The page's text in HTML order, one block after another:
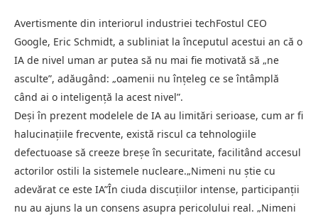
Avertismente din interiorul industriei techFostul CEO
Google, Eric Schmidt, a subliniat la începutul acestui an că o
IA de nivel uman ar putea să nu mai fie motivată să „ne
asculte”, adăugând: „oamenii nu înțeleg ce se întâmplă
când ai o inteligență la acest nivel”.
Deși în prezent modelele de IA au limitări serioase, cum ar fi
halucinațiile frecvente, există riscul ca tehnologiile
defectuoase să creeze breșe în securitate, facilitând accesul
actorilor ostili la sistemele nucleare.„Nimeni nu știe cu
adevărat ce este IA”În ciuda discuțiilor intense, participanții
nu au ajuns la un consens asupra pericolului real. „Nimeni